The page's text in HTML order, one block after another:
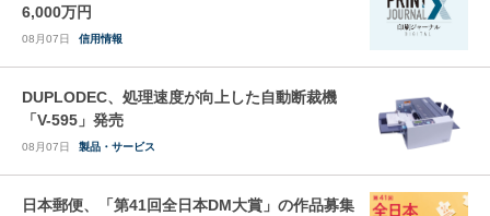
6,000万円
08月07日 信用情報
DUPLODEC、処理速度が向上した自動断裁機
「V-595」発売
08月07日 製品・サービス
日本郵便、「第41回全日本DM大賞」の作品募集